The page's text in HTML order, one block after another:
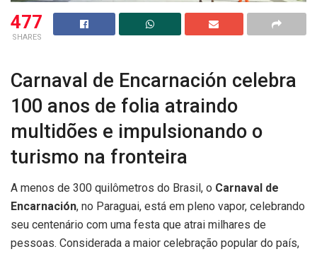
477
SHARES
Carnaval de Encarnación celebra
100 anos de folia atraindo
multidões e impulsionando o
turismo na fronteira
A menos de 300 quilômetros do Brasil, o Carnaval de
Encarnación, no Paraguai, está em pleno vapor, celebrando
seu centenário com uma festa que atrai milhares de
pessoas. Considerada a maior celebração popular do país,